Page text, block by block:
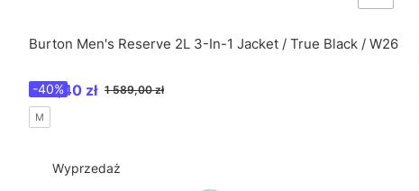
Burton Men's Reserve 2L 3-In-1 Jacket / True Black / W26
Cena promocyjna
953,40 zł 1 589,00 zł
-40%
M
Wyprzedaż